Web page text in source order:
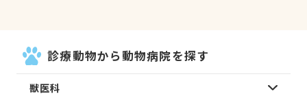
診療動物から動物病院を探す
獣医科